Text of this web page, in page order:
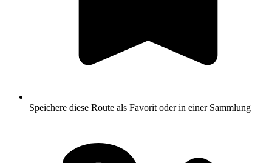
Speichere diese Route als Favorit oder in einer Sammlung